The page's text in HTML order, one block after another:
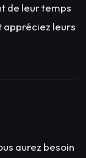
de leur temps
appréciez leurs
aurez besoin